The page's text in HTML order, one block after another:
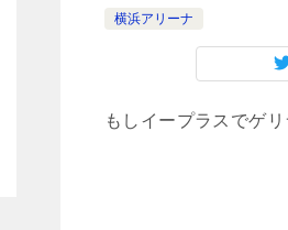
横浜アリーナ
もしイープラスでゲ